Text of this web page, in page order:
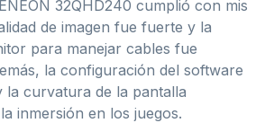
32QHD240 cumplió con mis
de imagen fue fuerte y la
para manejar cables fue
la configuración del software
la curvatura de la pantalla
inmersión en los juegos.